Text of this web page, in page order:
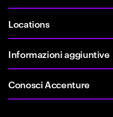
Locations
Informazioni aggiuntive
Conosci Accenture